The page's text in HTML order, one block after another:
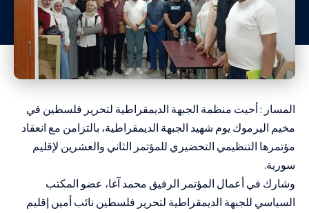
المسار : أحيت منظمة الجبهة الديمقراطية لتحرير فلسطين في
مخيم اليرموك يوم شهيد الجبهة الديمقراطية، بالتزامن مع انعقاد
مؤتمرها التنظيمي التحضيري للمؤتمر الثاني والعشرين لإقليم
سورية.
وشارك في أعمال المؤتمر الرفيق محمد آغا، عضو المكتب
السياسي للجبهة الديمقراطية لتحرير فلسطين نائب أمين إقليم